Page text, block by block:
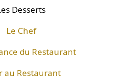
Desserts
Le Chef
du Restaurant
au Restaurant